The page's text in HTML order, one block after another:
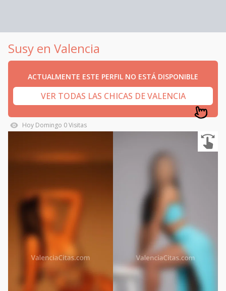
Susy en Valencia
ACTUALMENTE ESTE PERFIL NO ESTÁ DISPONIBLE
VER TODAS LAS CHICAS DE VALENCIA
Hoy Domingo 0Visitas